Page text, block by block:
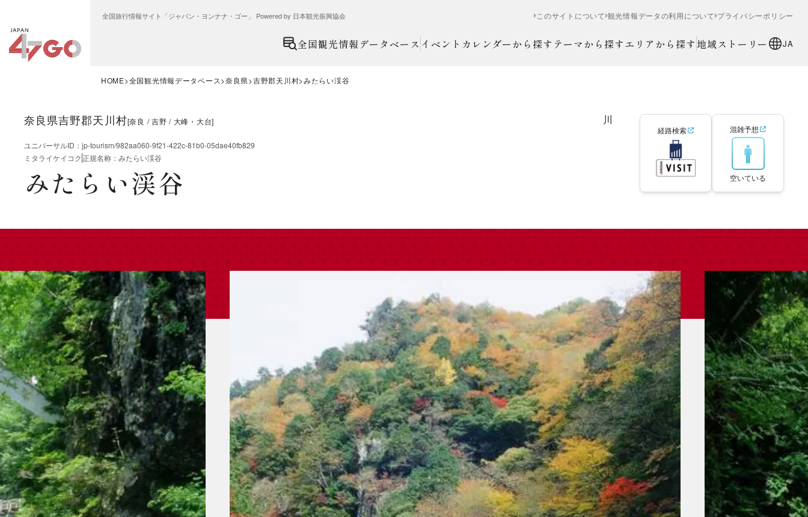
全国旅行情報サイト「ジャパン・ヨンナナ・ゴー」 Powered by 日本観光振興協会 このサイトについて 観光情報データの利用について プライバシーポリシー
全国観光情報データベース イベントカレンダーから探す テーマから探すエリアから探す 地域ストーリー JA
HOME 全国観光情報データベース 奈良県 吉野郡天川村 みたらい渓谷
奈良県吉野郡天川村[奈良 吉野 大峰・大台] 川
ユニバーサルID ： jp-tourism/982aa060-9f21-422c-81b0-05dae40fb829
ミタライケイコク正規名称 ： みたらい渓谷
みたらい渓谷
経路検索 混雑予想
空いている